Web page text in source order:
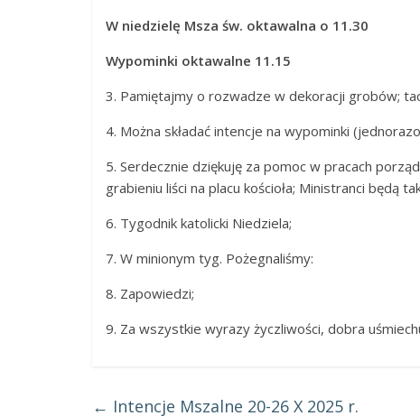
W niedzielę Msza św. oktawalna o 11.30
Wypominki oktawalne 11.15
3. Pamiętajmy o rozwadze w dekoracji grobów;
4. Można składać intencje na wypominki
5. Serdecznie dziękuję za pomoc w pracach
grabieniu liści na placu kościoła; Ministranci będą
6. Tygodnik katolicki Niedziela;
7. W minionym tyg. Pożegnaliśmy:
8. Zapowiedzi;
9. Za wszystkie wyrazy życzliwości, dobra
← Intencje Mszalne 20-26 X 2025 r.